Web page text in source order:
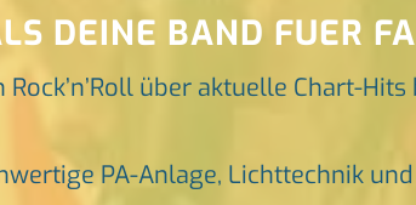
DEINE BAND FUER
Rock’n’Roll über aktuelle Chart-
PA-Anlage, Lichttechnik